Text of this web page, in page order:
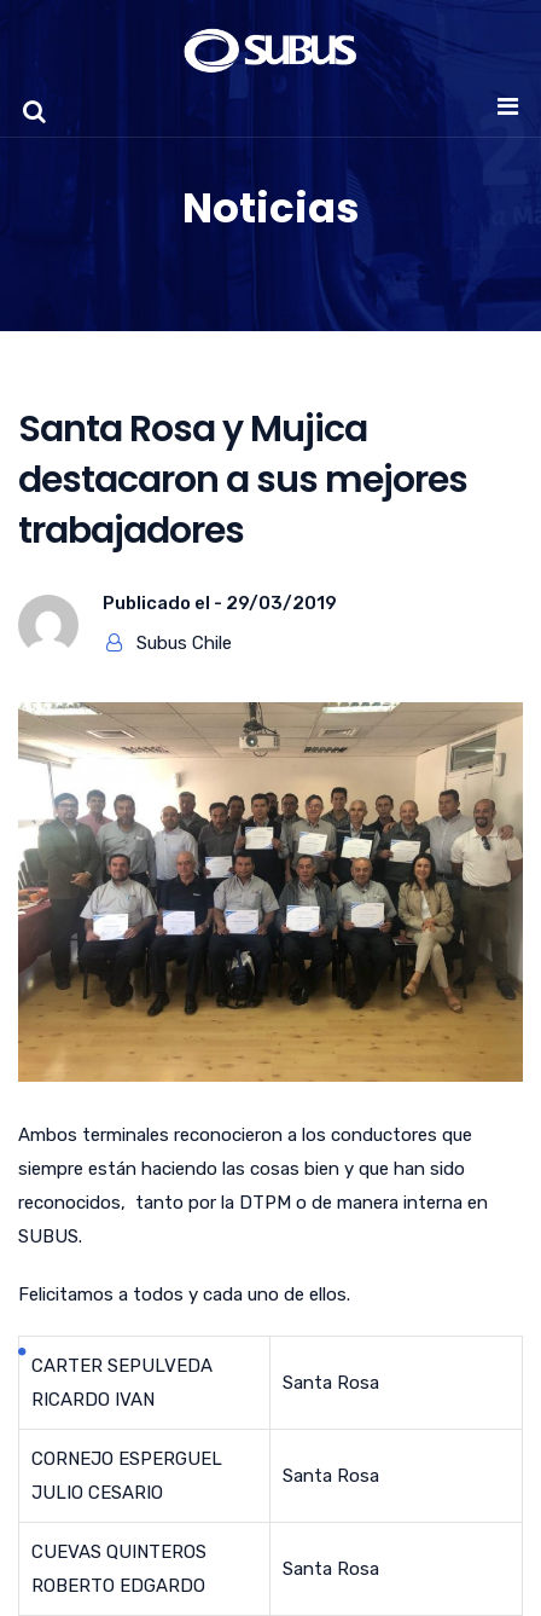
Noticias
Santa Rosa y Mujica
destacaron a sus mejores
trabajadores
Publicado el - 29/03/2019
Subus Chile
Ambos terminales reconocieron a los conductores que
siempre están haciendo las cosas bien y que han sido
reconocidos, tanto por la DTPM o de manera interna en
SUBUS.
Felicitamos a todos y cada uno de ellos.
CARTER SEPULVEDA
RICARDO IVAN
Santa Rosa
CORNEJO ESPERGUEL
JULIO CESARIO
Santa Rosa
CUEVAS QUINTEROS
ROBERTO EDGARDO
Santa Rosa